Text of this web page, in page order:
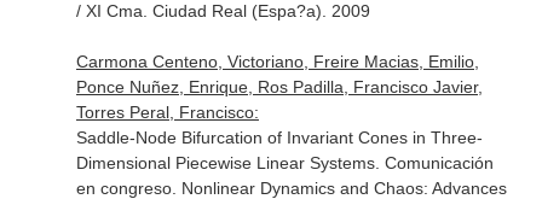
/ XI Cma. Ciudad Real (Espa?a). 2009
Carmona Centeno, Victoriano, Freire Macias, Emilio,
Ponce Nuñez, Enrique, Ros Padilla, Francisco Javier,
Torres Peral, Francisco:
Saddle-Node Bifurcation of Invariant Cones in Three-
Dimensional Piecewise Linear Systems. Comunicación
en congreso. Nonlinear Dynamics and Chaos: Advances